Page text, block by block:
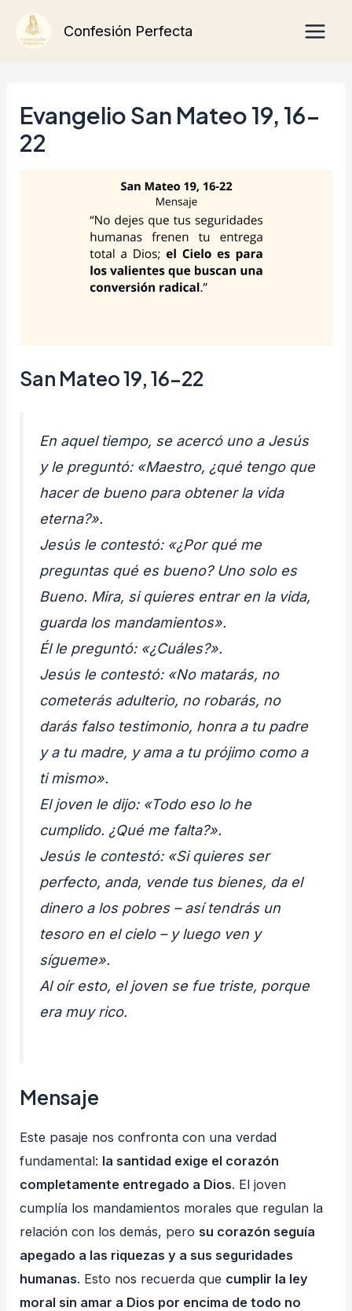
Confesión Perfecta
Evangelio San Mateo 19, 16-
22
San Mateo 19, 16-22
En aquel tiempo, se acercó uno a Jesús
y le preguntó: «Maestro, ¿qué tengo que
hacer de bueno para obtener la vida
eterna?».
Jesús le contestó: «¿Por qué me
preguntas qué es bueno? Uno solo es
Bueno. Mira, si quieres entrar en la vida,
guarda los mandamientos».
Él le preguntó: «¿Cuáles?».
Jesús le contestó: «No matarás, no
cometerás adulterio, no robarás, no
darás falso testimonio, honra a tu padre
y a tu madre, y ama a tu prójimo como a
ti mismo».
El joven le dijo: «Todo eso lo he
cumplido. ¿Qué me falta?».
Jesús le contestó: «Si quieres ser
perfecto, anda, vende tus bienes, da el
dinero a los pobres – así tendrás un
tesoro en el cielo – y luego ven y
sígueme».
Al oír esto, el joven se fue triste, porque
era muy rico.
Mensaje
Este pasaje nos confronta con una verdad
fundamental: la santidad exige el corazón
completamente entregado a Dios. El joven
cumplía los mandamientos morales que regulan la
relación con los demás, pero su corazón seguía
apegado a las riquezas y a sus seguridades
humanas. Esto nos recuerda que cumplir la ley
moral sin amar a Dios por encima de todo no